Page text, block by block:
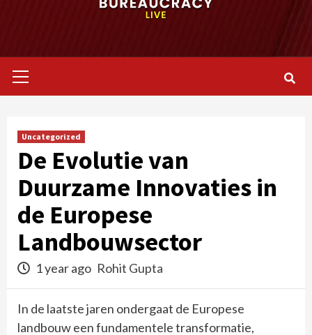
Menu
Uncategorized
De Evolutie van
Duurzame Innovaties in
de Europese
Landbouwsector
1 year ago Rohit Gupta
In de laatste jaren ondergaat de Europese
landbouw een fundamentele transformatie,